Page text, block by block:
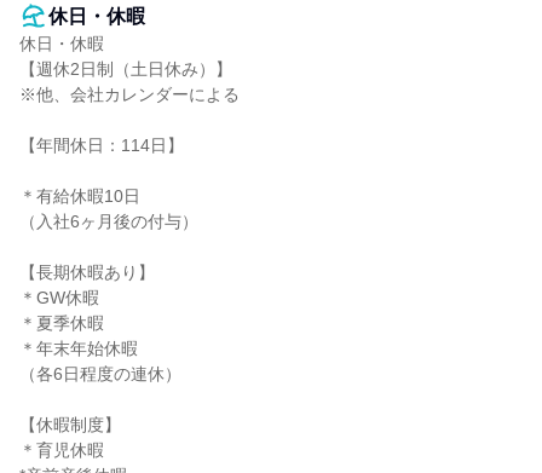
休日・休暇
休日・休暇
【週休2日制（土日休み）】
※他、会社カレンダーによる
【年間休日：114日】
＊有給休暇10日
（入社6ヶ月後の付与）
【長期休暇あり】
＊GW休暇
＊夏季休暇
＊年末年始休暇
（各6日程度の連休）
【休暇制度】
＊育児休暇